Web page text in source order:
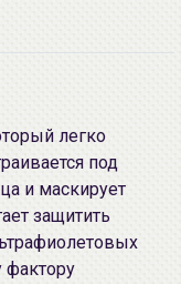
легко
под
и маскирует
защитить
фактору